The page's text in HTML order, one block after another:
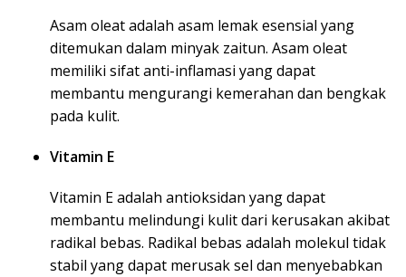
Asam oleat adalah asam lemak esensial yang
ditemukan dalam minyak zaitun. Asam oleat
memiliki sifat anti-inflamasi yang dapat
membantu mengurangi kemerahan dan bengkak
pada kulit.
Vitamin E
Vitamin E adalah antioksidan yang dapat
membantu melindungi kulit dari kerusakan akibat
radikal bebas. Radikal bebas adalah molekul tidak
stabil yang dapat merusak sel dan menyebabkan